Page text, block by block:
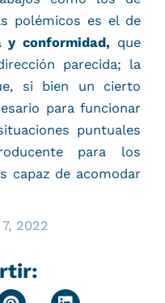
polémicos es el de
y conformidad, que
parecida; la
si bien un cierto
para funcionar
puntuales
para los
capaz de acomodar
2022